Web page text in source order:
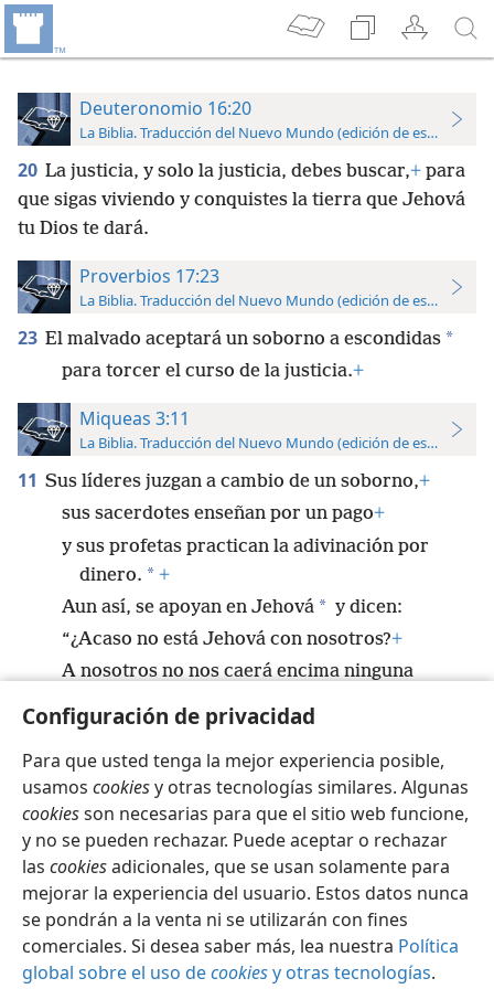
Configuración de privacidad
Para que usted tenga la mejor experiencia posible,
usamos cookiesy otras tecnologías similares. Algunas
cookiesson necesarias para que el sitio web funcione,
y no se pueden rechazar. Puede aceptar o rechazar
las cookiesadicionales, que se usan solamente para
mejorar la experiencia del usuario. Estos datos nunca
se pondrán a la venta ni se utilizarán con fines
comerciales. Si desea saber más, lea nuestra Política
global sobre el uso decookiesy otras tecnologías.
Deuteronomio 16:20
La Biblia. Traducción del Nuevo Mundo (edición de estudio)
20 La justicia, y solo la justicia, debes buscar,+ para
que sigas viviendo y conquistes la tierra que Jehová
tu Dios te dará.
Proverbios 17:23
La Biblia. Traducción del Nuevo Mundo (edición de estudio)
23 El malvado aceptará un soborno a escondidas *
para torcer el curso de la justicia.+
Miqueas 3:11
La Biblia. Traducción del Nuevo Mundo (edición de estudio)
11 Sus líderes juzgan a cambio de un soborno,+
sus sacerdotes enseñan por un pago+
y sus profetas practican la adivinación por
dinero. * +
Aun así, se apoyan en Jehová * y dicen:
“¿Acaso no está Jehová con nosotros?+
A nosotros no nos caerá encima ninguna
Español Configuración
Copyright© 2026 Watch Tower Bible and Tract Society of Pennsylvania
Condiciones de uso
Política de privacidad
Configuración de privacidad
Iniciar sesión